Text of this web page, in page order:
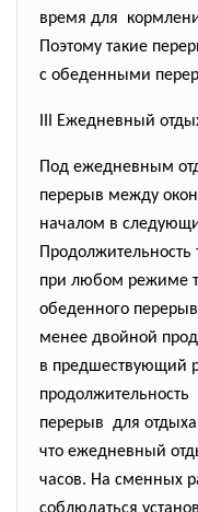
время для
Поэтому такие
с обеденными
III Ежедневный
Под ежедневным
перерыв между
началом в
Продолжительность
при любом режиме
обеденного
менее двойной
в предшествующий
перерыв для отдыха
что ежедневный
часов. На сменных